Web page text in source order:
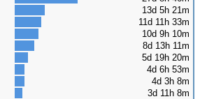
13d 5h 21m
11d 11h 33m
10d 9h 10m
8d 13h 11m
5d 19h 20m
4d 6h 53m
4d 3h 8m
3d 11h 8m